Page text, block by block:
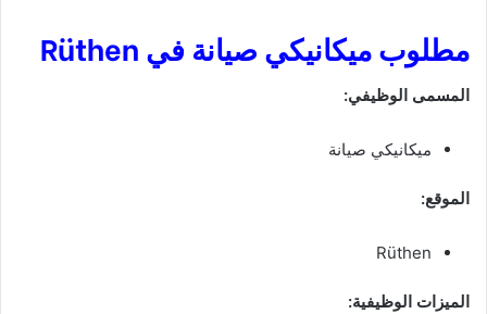
مطلوب ميكانيكي صيانة في Rüthen
المسمى الوظيفي:
ميكانيكي صيانة
الموقع:
Rüthen
الميزات الوظيفية: